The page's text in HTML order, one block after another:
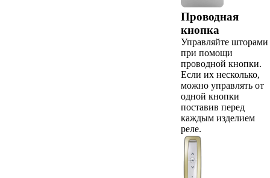
Проводная
кнопка
Управляйте шторами
при помощи
проводной кнопки.
Если их несколько,
можно управлять от
одной кнопки
поставив перед
каждым изделием
реле.